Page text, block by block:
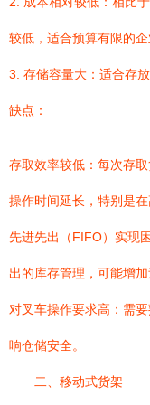
较低，适合预算有限的企
3. 存储容量大：适合存
缺点：
存取效率较低：每次存
操作时间延长，特别是在
先进先出（FIFO）实现
出的库存管理，可能增加
对叉车操作要求高：需
响仓储安全。
二、移动式货架